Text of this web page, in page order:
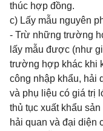
thúc hợp đồng.
c) Lấy mẫu nguyên
- Trừ những trường
lấy mẫu được (như
trường hợp khác khi
công nhập khẩu, hải
và phụ liệu có giá trị
thủ tục xuất khẩu
hải quan và đại diện